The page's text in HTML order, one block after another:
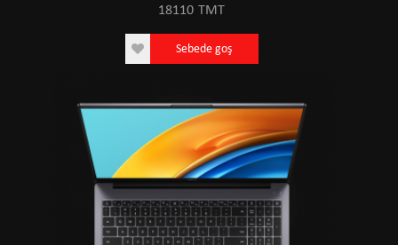
18110 TMT
Sebede goş